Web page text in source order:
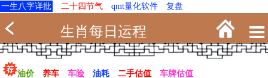
一生八字详批 二十四节气 qmt量化软件 复盘
生肖每日运程
油价 养车 车险 油耗 二手估值 车牌估值